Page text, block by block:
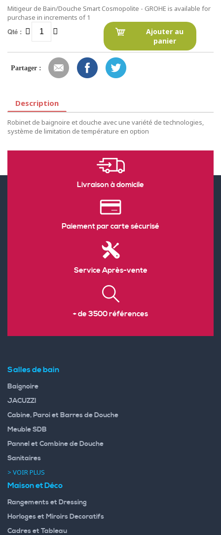
Mitigeur de Bain/Douche Smart Cosmopolite - GROHE is available for
purchase in increments of 1
Qté :
Ajouter au
panier
Partager :
Description
Robinet de baignoire et douche avec une variété de technologies,
système de limitation de température en option
Livraison à domicile
Paiement par carte sécurisé
Service Après-vente
+ de 3500 références
Salles de bain
Baignoire
JACUZZI
Cabine, Paroi et Barres de Douche
Meuble SDB
Pannel et Combine de Douche
Sanitaires
> VOIR PLUS
Maison et Déco
Rangements et Dressing
Horloges et Miroirs Decoratifs
Cadres et Tableau